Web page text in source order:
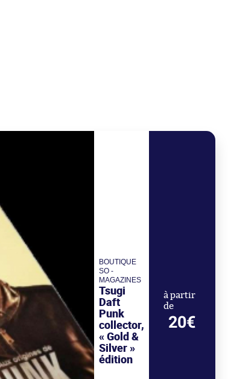
BOUTIQUE
SO -
MAGAZINES
Tsugi
Daft
Punk
collector,
« Gold &
Silver »
édition
à partir
de
20€